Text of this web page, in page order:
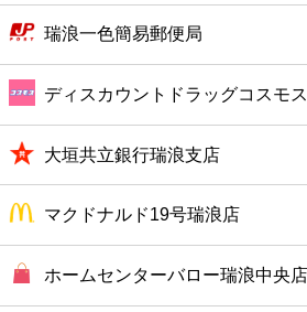
ファーストフード
カフェ
ショッピング
銀行
公共
瑞浪一色簡易郵便局
ディスカウントドラッグコスモ
大垣共立銀行瑞浪支店
マクドナルド19号瑞浪店
ホームセンターバロー瑞浪中央店